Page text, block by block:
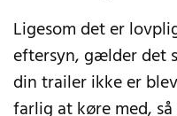
Ligesom det er
eftersyn, gælder det
din trailer ikke er
farlig at køre med,